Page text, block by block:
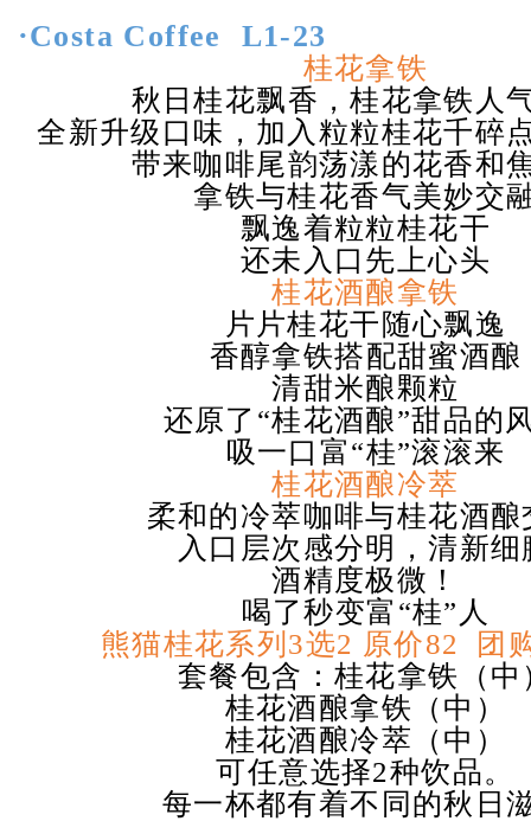
·Costa Coffee L1-23
桂花拿铁
秋日桂花飘香，桂花拿铁人
全新升级口味，加入粒粒桂花千碎
带来咖啡尾韵荡漾的花香和
拿铁与桂花香气美妙交
飘逸着粒粒桂花干
还未入口先上心头
桂花酒酿拿铁
片片桂花干随心飘逸
香醇拿铁搭配甜蜜酒酿
清甜米酿颗粒
还原了“桂花酒酿”甜品的
吸一口富“桂”滚滚来
桂花酒酿冷萃
柔和的冷萃咖啡与桂花酒酿
入口层次感分明，清新细
酒精度极微！
喝了秒变富“桂”人
熊猫桂花系列 3选2 原价82
团
套餐包含：桂花拿铁（中
桂花酒酿拿铁（中）
桂花酒酿冷萃（中）
可任意选择2种饮品。
每一杯都有着不同的秋日